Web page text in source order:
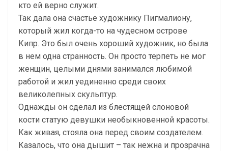
кто ей верно служит.
Так дала она счастье художнику Пигмалиону,
который жил когда-то на чудесном острове
Кипр. Это был очень хороший художник, но была
в нем одна странность. Он просто терпеть не мог
женщин, целыми днями занимался любимой
работой и жил уединенно среди своих
великолепных скульптур.
Однажды он сделал из блестящей слоновой
кости статую девушки необыкновенной красоты.
Как живая, стояла она перед своим создателем.
Казалось, что она дышит – так нежна и прозрачна